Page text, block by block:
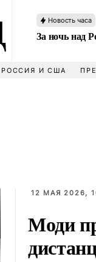
Новость часа
За ночь над
РОССИЯ И США
12 МАЯ 2026,
Моди